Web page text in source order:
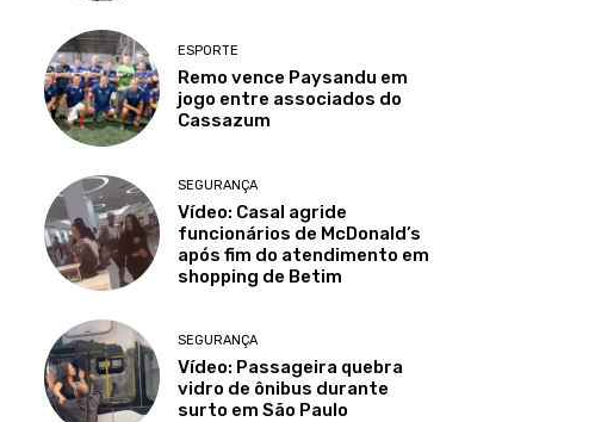
ESPORTE
Remo vence Paysandu em
jogo entre associados do
Cassazum
SEGURANÇA
Vídeo: Casal agride
funcionários de McDonald’s
após fim do atendimento em
shopping de Betim
SEGURANÇA
Vídeo: Passageira quebra
vidro de ônibus durante
surto em São Paulo